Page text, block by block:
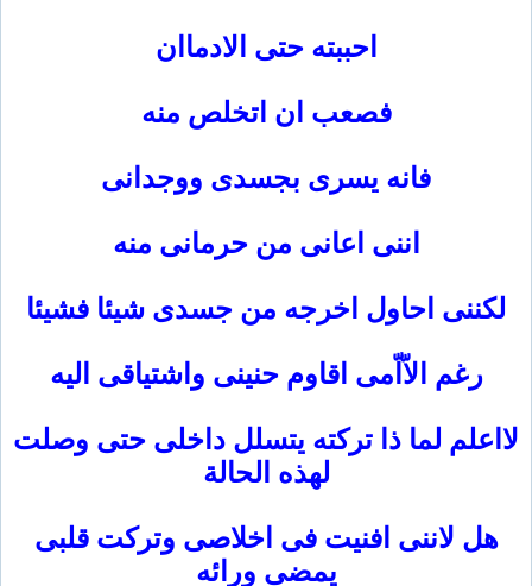
احببته حتى الادماان
فصعب ان اتخلص منه
فانه يسرى بجسدى ووجدانى
اننى اعانى من حرمانى منه
لكننى احاول اخرجه من جسدى شيئا فشيئا
رغم الاّاّمى اقاوم حنينى واشتياقى اليه
لااعلم لما ذا تركته يتسلل داخلى حتى وصلت
لهذه الحالة
هل لاننى افنيت فى اخلاصى وتركت قلبى
يمضى ورائه